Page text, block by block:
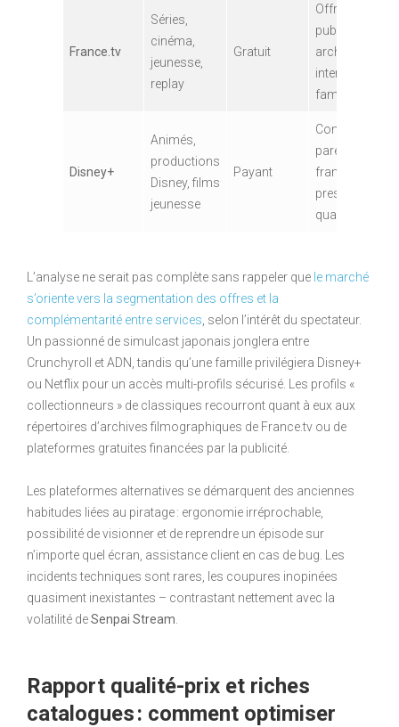
France.tv
Séries,
cinéma,
jeunesse,
replay
Gratuit
Offre
publique,
archives,
interface
familiale
Disney+
Animés,
productions
Disney, films
jeunesse
Payant
Contrôle
parental,
franchises
prestigieuses,
qualité 4K
L’analyse ne serait pas complète sans rappeler que le marché
s’oriente vers la segmentation des offres et la
complémentarité entre services , selon l’intérêt du spectateur.
Un passionné de simulcast japonais jonglera entre
Crunchyroll et ADN, tandis qu’une famille privilégiera Disney+
ou Netflix pour un accès multi-profils sécurisé. Les profils «
collectionneurs » de classiques recourront quant à eux aux
répertoires d’archives filmographiques de France.tv ou de
plateformes gratuites financées par la publicité.
Les plateformes alternatives se démarquent des anciennes
habitudes liées au piratage : ergonomie irréprochable,
possibilité de visionner et de reprendre un épisode sur
n’importe quel écran, assistance client en cas de bug. Les
incidents techniques sont rares, les coupures inopinées
quasiment inexistantes – contrastant nettement avec la
volatilité deSenpai Stream
Rapport qualité-prix et riches
catalogues : comment optimiser